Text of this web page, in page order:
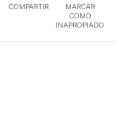
COMPARTIR
MARCAR
COMO
INAPROPIADO